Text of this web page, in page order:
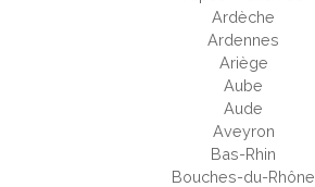
Ardèche
Ardennes
Ariège
Aube
Aude
Aveyron
Bas-Rhin
Bouches-du-Rhône